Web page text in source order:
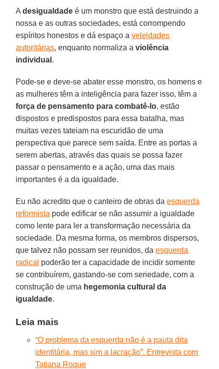
Adesigualdade é um monstro que está destruindo a
nossa e as outras sociedades, está corrompendo
espíritos honestos e dá espaço aveleidades
autoritárias, enquanto normaliza aviolência
individual .
Pode-se e deve-se abater esse monstro, os homens e
as mulheres têm a inteligência para fazer isso, têm a
força de pensamento para combatê-lo, estão
dispostos e predispostos para essa batalha, mas
muitas vezes tateiam na escuridão de uma
perspectiva que parece sem saída. Entre as portas a
serem abertas, através das quais se possa fazer
passar o pensamento e a ação, uma das mais
importantes é a da igualdade.
Eu não acredito que o canteiro de obras da esquerda
reformista pode edificar se não assumir a igualdade
como lente para ler a transformação necessária da
sociedade. Da mesma forma, os membros dispersos,
que talvez não possam ser reunidos, daesquerda
radical poderão ter a capacidade de incidir somente
se contribuírem, gastando-se com seriedade, com a
construção de uma hegemonia cultural da
igualdade.
Leia mais
“O problema da esquerda não é a pauta dita
identitária, mas sim a lacração”. Entrevista com
Tatiana Roque